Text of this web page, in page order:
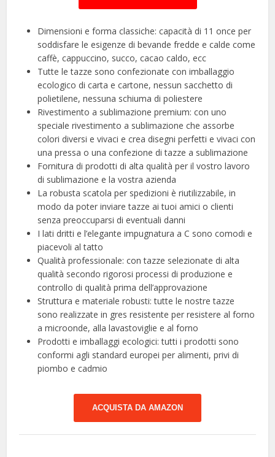
Dimensioni e forma classiche: capacità di 11 once per
soddisfare le esigenze di bevande fredde e calde come
caffè, cappuccino, succo, cacao caldo, ecc
Tutte le tazze sono confezionate con imballaggio
ecologico di carta e cartone, nessun sacchetto di
polietilene, nessuna schiuma di poliestere
Rivestimento a sublimazione premium: con uno
speciale rivestimento a sublimazione che assorbe
colori diversi e vivaci e crea disegni perfetti e vivaci con
una pressa o una confezione di tazze a sublimazione
Fornitura di prodotti di alta qualità per il vostro lavoro
di sublimazione e la vostra azienda
La robusta scatola per spedizioni è riutilizzabile, in
modo da poter inviare tazze ai tuoi amici o clienti
senza preoccuparsi di eventuali danni
I lati dritti e l’elegante impugnatura a C sono comodi e
piacevoli al tatto
Qualità professionale: con tazze selezionate di alta
qualità secondo rigorosi processi di produzione e
controllo di qualità prima dell’approvazione
Struttura e materiale robusti: tutte le nostre tazze
sono realizzate in gres resistente per resistere al forno
a microonde, alla lavastoviglie e al forno
Prodotti e imballaggi ecologici: tutti i prodotti sono
conformi agli standard europei per alimenti, privi di
piombo e cadmio
ACQUISTA DA AMAZON